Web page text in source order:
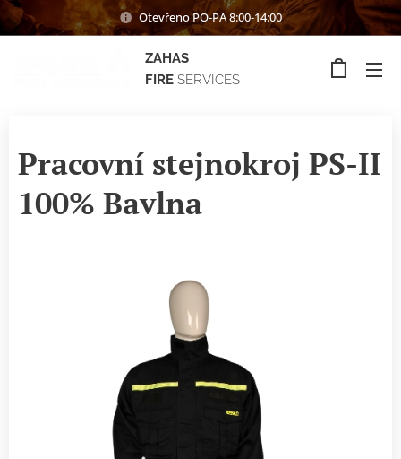
Otevřeno PO-PA 8:00-14:00
ZAHAS
FIRE SERVICES
Pracovní stejnokroj PS-II
100% Bavlna